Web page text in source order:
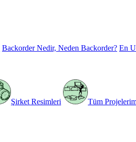
Backorder Nedir, Neden Backorder? En
Şirket Resimleri Tüm